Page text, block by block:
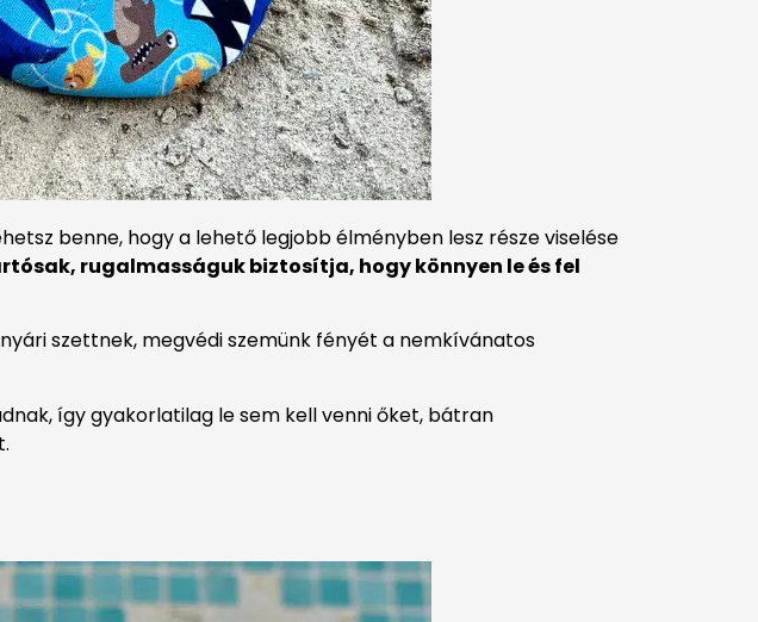
benne, hogy a lehető legjobb élményben lesz része viselése
rugalmasságuk biztosítja, hogy könnyen le és fel
szettnek, megvédi szemünk fényét a nemkívánatos
így gyakorlatilag le sem kell venni őket, bátran